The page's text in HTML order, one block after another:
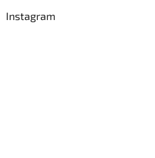
Instagram